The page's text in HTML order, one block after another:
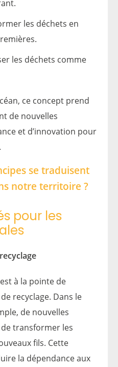
les déchets en
les déchets comme
ce concept prend
de nouvelles
et d’innovation pour
se traduisent
notre territoire ?
pour les
à la pointe de
recyclage. Dans le
de nouvelles
transformer les
fils. Cette
la dépendance aux